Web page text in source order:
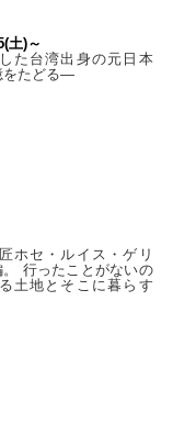
土)～
た台湾出身の元日本
をたどる—
ホセ・ルイス・ゲリ
行ったことがないの
土地とそこに暮らす